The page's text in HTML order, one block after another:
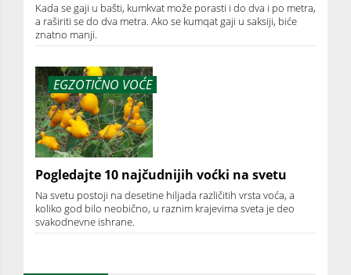
Kada se gaji u bašti, kumkvat može porasti i do dva i po metra,
a raširiti se do dva metra. Ako se kumqat gaji u saksiji, biće
znatno manji.
EGZOTIČNO VOĆE
Pogledajte 10 najčudnijih voćki na svetu
Na svetu postoji na desetine hiljada različitih vrsta voća, a
koliko god bilo neobično, u raznim krajevima sveta je deo
svakodnevne ishrane.